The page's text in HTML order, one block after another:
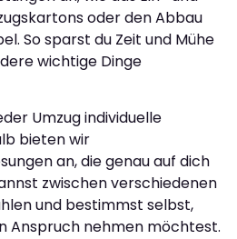
oder den Abbau
So sparst du Zeit und Mühe
wichtige Dinge
Umzug individuelle
bieten wir
an, die genau auf dich
zwischen verschiedenen
und bestimmst selbst,
Anspruch nehmen möchtest.